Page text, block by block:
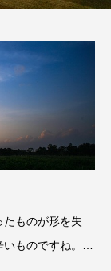
ものが形を失
ものですね。私